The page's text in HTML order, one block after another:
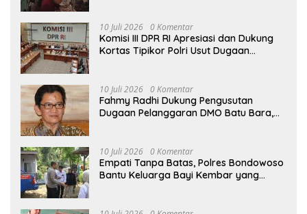
10 Juli 2026 0 Komentar
Komisi III DPR RI Apresiasi dan Dukung
Kortas Tipikor Polri Usut Dugaan
10 Juli 2026 0 Komentar
Fahmy Radhi Dukung Pengusutan
Dugaan Pelanggaran DMO Batu Bara,
10 Juli 2026 0 Komentar
Empati Tanpa Batas, Polres Bondowoso
Bantu Keluarga Bayi Kembar yang